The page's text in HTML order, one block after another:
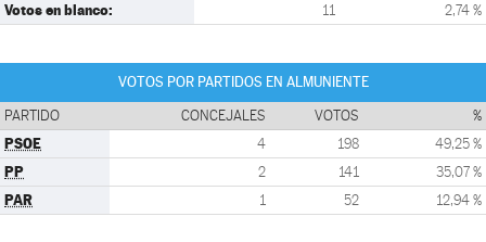
Votos en blanco: 11 2,74 %
VOTOS POR PARTIDOS EN ALMUNIENTE
PARTIDO CONCEJALES VOTOS %
PSOE 4 198 49,25 %
PP 2 141 35,07 %
PAR 1 52 12,94 %